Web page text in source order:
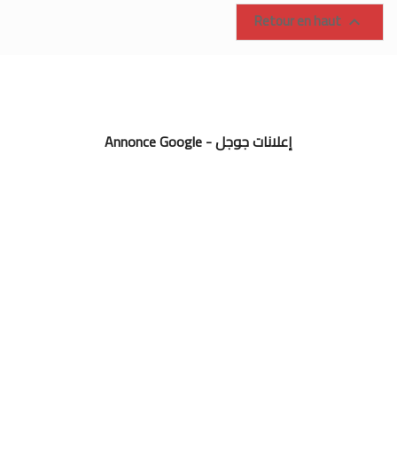
Retour en haut 
Annonce Google - إعلانات جوجل